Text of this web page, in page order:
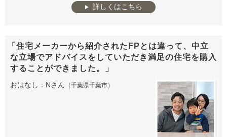
詳しくはこちら
「住宅メーカーから紹介されたFPとは違って、中立
な立場でアドバイスをしていただき満足の住宅を購入
することができました。」
おはなし：Nさん （千葉県千葉市）